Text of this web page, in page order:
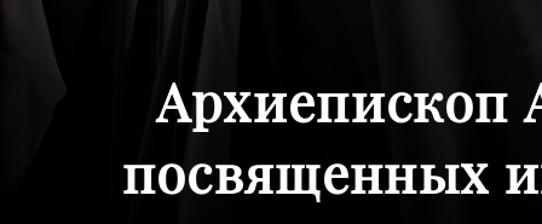
Архиепископ
посвященных